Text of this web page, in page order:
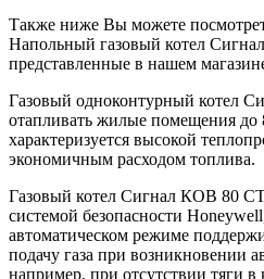
Также ниже Вы можете
Напольный газовый котел
представленные в нашем
Газовый одноконтурный котел
отапливать жилые помещения до
характеризуется высокой
экономичным расходом топлива.
Газовый котел Сигнал КОВ 80
системой безопасности
автоматическом режиме
подачу газа при возникновении
например, при отсутствии тяги в